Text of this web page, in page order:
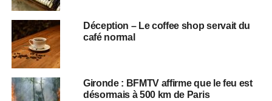
Déception – Le coffee shop servait du
café normal
Gironde : BFMTV affirme que le feu est
désormais à 500 km de Paris